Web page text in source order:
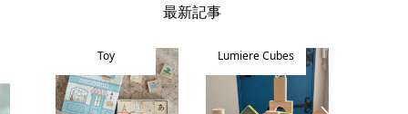
最新記事
Toy Lumiere Cubes